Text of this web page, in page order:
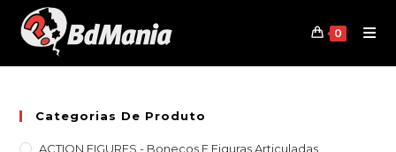
content
0
Categorias De Produto
ACTION FIGURES - Bonecos E Figuras Articuladas